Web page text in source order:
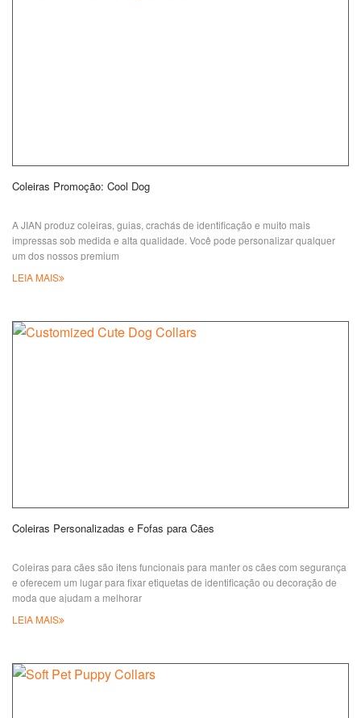
Coleiras Promoção: Cool Dog
A JIAN produz coleiras, guias, crachás de identificação e muito mais
impressas sob medida e alta qualidade. Você pode personalizar qualquer
um dos nossos premium
LEIA MAIS
Coleiras Personalizadas e Fofas para Cães
Coleiras para cães são itens funcionais para manter os cães com segurança
e oferecem um lugar para fixar etiquetas de identificação ou decoração de
moda que ajudam a melhorar
LEIA MAIS